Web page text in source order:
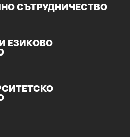
СЪТРУДНИЧЕСТВО
ЕЗИКОВО